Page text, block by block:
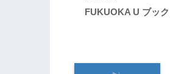
FUKUOKA U ブック